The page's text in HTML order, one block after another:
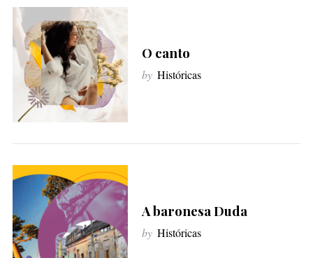
O canto
by Históricas
A baronesa Duda
by Históricas
r
c
f